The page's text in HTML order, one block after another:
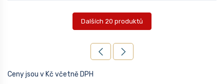
Dalších 20 produktů
Ceny jsou v Kč včetně DPH